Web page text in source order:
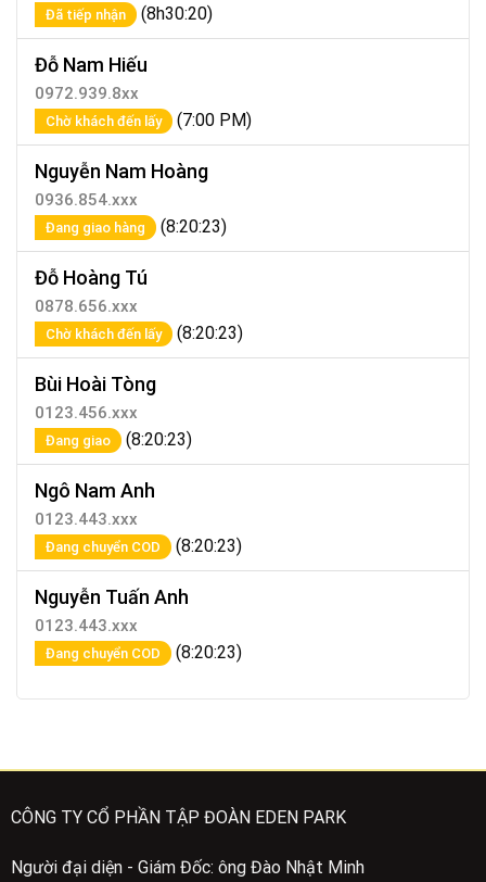
Đã tiếp nhận (8h30:20)
Đỗ Nam Hiếu
0972.939.8xx
Chờ khách đến lấy (7:00 PM)
Nguyễn Nam Hoàng
0936.854.xxx
Đang giao hàng (8:20:23)
Đỗ Hoàng Tú
0878.656.xxx
Chờ khách đến lấy (8:20:23)
Bùi Hoài Tòng
0123.456.xxx
Đang giao (8:20:23)
Ngô Nam Anh
0123.443.xxx
Đang chuyển COD (8:20:23)
Nguyễn Tuấn Anh
0123.443.xxx
Đang chuyển COD (8:20:23)
CÔNG TY CỔ PHẦN TẬP ĐOÀN EDEN PARK
Người đại diện - Giám Đốc: ông Đào Nhật Minh